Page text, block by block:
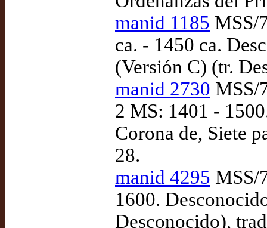
manid 1185 MSS/
ca. - 1450 ca.
(Versión C) (tr.
manid 2730 MSS/
2 MS: 1401 -
Corona de, Siete
28.
manid 4295 MSS/
1600.
Desconocido),